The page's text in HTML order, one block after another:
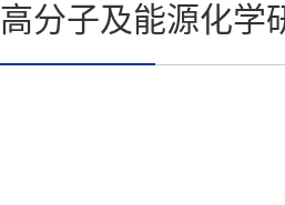
高分子及能源化学